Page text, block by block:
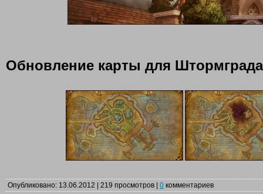
Обновление карты для
Опубликовано: 13.06.2012 | 219 просмотров | 0 комментариев